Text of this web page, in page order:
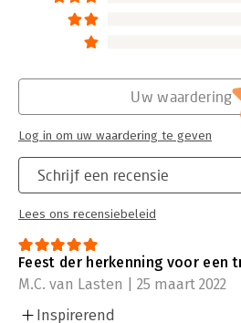
Schrijf een recensie
Lees ons recensiebeleid
Uw waardering
Log in om uw waardering te geven
Feest der herkenning voor een
M.C. van Lasten | 25 maart 2022
Inspirerend